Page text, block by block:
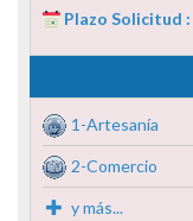
Plazo Solicitud :
1-Artesanía
2-Comercio
y más...